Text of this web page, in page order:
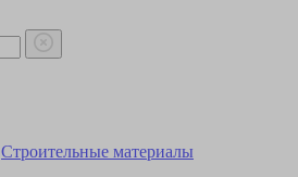
Строительные материалы